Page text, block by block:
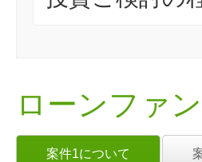
ローンファ
案件1について